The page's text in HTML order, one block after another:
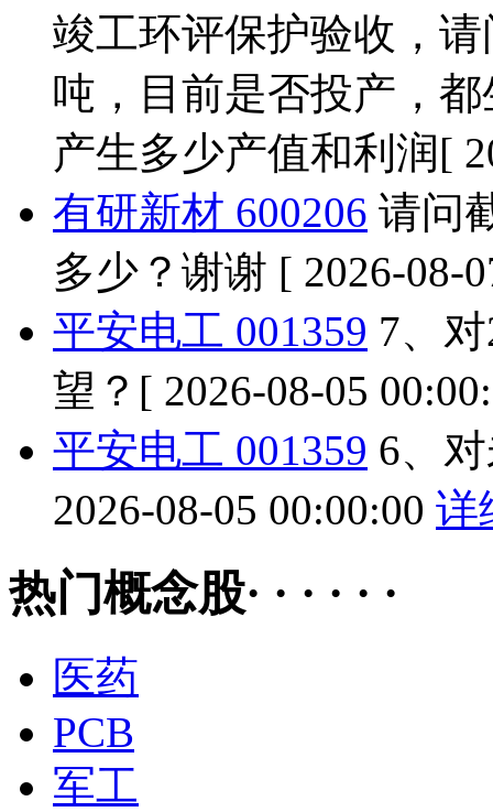
竣工环评保护验收，
吨，目前是否投产，
产生多少产值和利润[
有研新材 600206 请问
多少？谢谢 [ 2026-08-
平安电工 001359 7、
望？ [ 2026-08-05
平安电工 001359 6、
2026-08-05 00:00:00 详
热门概念股· · · · · ·
医药
PCB
军工